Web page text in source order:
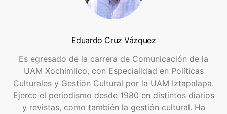
Eduardo Cruz Vázquez
Es egresado de la carrera de Comunicación de la
UAM Xochimilco, con Especialidad en Políticas
Culturales y Gestión Cultural por la UAM Iztapalapa.
Ejerce el periodismo desde 1980 en distintos diarios
y revistas, como también la gestión cultural. Ha